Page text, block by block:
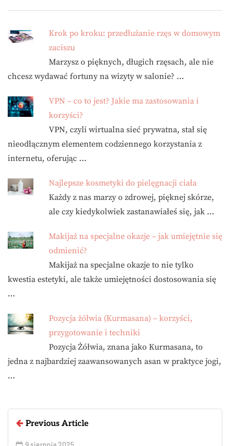
Krok po kroku: przedłużanie rzęs w domowym
zaciszu
Marzysz o pięknych, długich rzęsach, ale nie
chcesz wydawać fortuny na wizyty w salonie? …
VPN – co to jest? Jakie ma zastosowania i
korzyści?
VPN, czyli wirtualna sieć prywatna, stał się
nieodłącznym elementem codziennego korzystania z
internetu, oferując …
Najlepsze kosmetyki do pielęgnacji ciała
Każdy z nas marzy o zdrowej, pięknej skórze,
ale czy kiedykolwiek zastanawiałeś się, jak …
Makijaż na specjalne okazje – jak umiejętnie się
odmienić?
Makijaż na specjalne okazje to nie tylko
kwestia estetyki, ale także umiejętności dostosowania się
…
Pozycja żółwia (Kurmasana) – korzyści,
przygotowanie i techniki
Pozycja Żółwia, znana jako Kurmasana, to
jedna z najbardziej zaawansowanych asan w praktyce jogi,
…
Previous Article